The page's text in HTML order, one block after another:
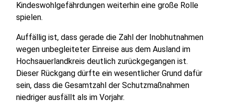
Kindeswohlgefährdungen weiterhin eine große Rolle
spielen.
Auffällig ist, dass gerade die Zahl der Inobhutnahmen
wegen unbegleiteter Einreise aus dem Ausland im
Hochsauerlandkreis deutlich zurückgegangen ist.
Dieser Rückgang dürfte ein wesentlicher Grund dafür
sein, dass die Gesamtzahl der Schutzmaßnahmen
niedriger ausfällt als im Vorjahr.